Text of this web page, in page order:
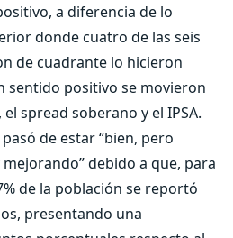
a diferencia de lo
donde cuatro de las seis
de cuadrante lo hicieron
sentido positivo se movieron
spread soberano y el IPSA.
de estar “bien, pero
debido a que, para
de la población se reportó
presentando una